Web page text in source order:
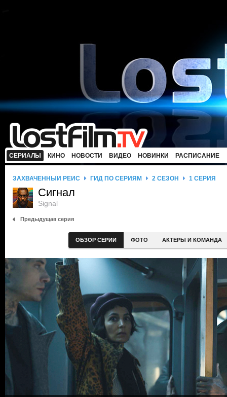
СЕРИАЛЫ КИНО НОВОСТИ ВИДЕО НОВИНКИ РАСПИСАНИЕ
ЗАХВАЧЕННЫЙ РЕЙС ГИД ПО СЕРИЯМ 2 СЕЗОН 1 СЕРИЯ
Сигнал
Signal
Предыдущая серия
ОБЗОР СЕРИИ ФОТО АКТЕРЫ И КОМАНДА